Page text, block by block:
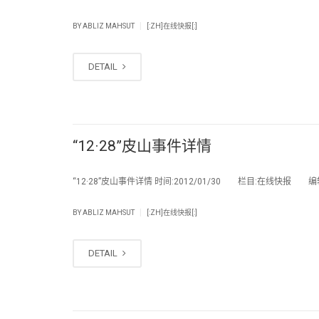
BYABLIZ MAHSUT [:ZH]在线快报[:]
DETAIL
“12·28”皮山事件详情
“12·28”皮山事件详情 时间:2012/01/30 栏目:在线快报 编
BYABLIZ MAHSUT [:ZH]在线快报[:]
DETAIL